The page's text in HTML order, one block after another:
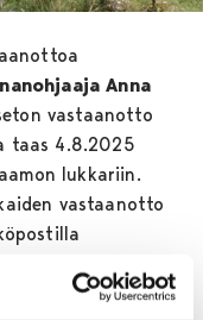
Anna
vastaanotto
taas 4.8.2025
lukkariin.
vastaanotto
ja